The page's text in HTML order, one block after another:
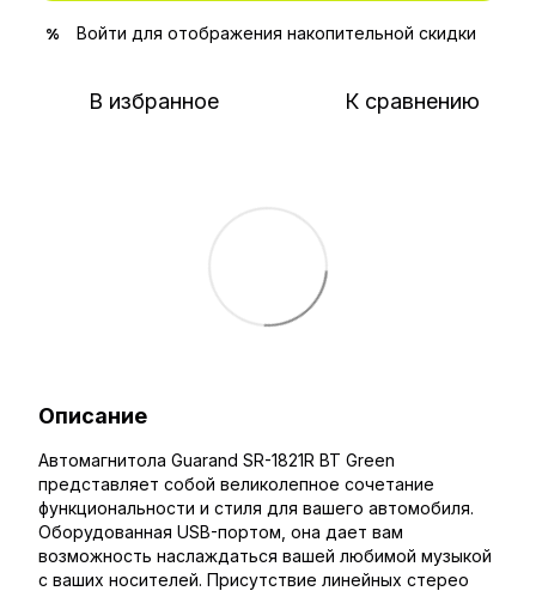
% Войти для отображения накопительной скидки
В избранное К сравнению
Описание
Автомагнитола Guarand SR-1821R BT Green
представляет собой великолепное сочетание
функциональности и стиля для вашего автомобиля.
Оборудованная USB-портом, она дает вам
возможность наслаждаться вашей любимой музыкой
с ваших носителей. Присутствие линейных стерео